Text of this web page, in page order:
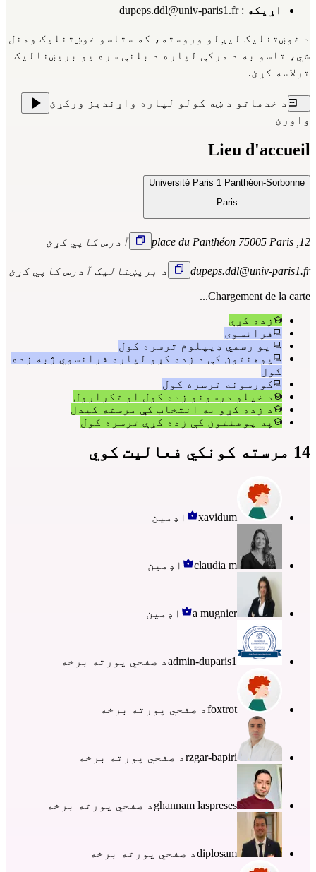
اړیکه :
dupeps.ddl@univ-paris1.fr
د غوښتنلیک لیږلو وروسته، که ستاسو غوښتنلیک ومنل
شي، تاسو به د مرکې لپاره د بلنې سره یو بریښنالیک
ترلاسه کړئ.
د خدماتو د ښه کولو لپاره واړندیز ورکړئ
واورئ
Lieu d'accueil
Université Paris 1 Panthéon-Sorbonne
Paris
12, place du Panthéon 75005 Paris آدرس کاپي کړئ
dupeps.ddl@univ-paris1.fr د بریښنالیک آدرس کاپي کړئ
Chargement de la carte...
زده کړې
فرانسوی
یو رسمي ډیپلوم ترسره کول
پوهنتون کې د زده کړو لپاره فرانسوي ژبه زده
کول
کورسونه ترسره کول
د خپلو درسونو زده کول او تکرارول
د زده کړو به انتخاب کې مرسته کیدل
په پوهنتون کې زده کړې ترسره کول
14 مرسته کونکي فعالیت کوي
xavidum اډمین
claudia m اډمین
a mugnier اډمین
admin-duparis1د صفحي پورته برخه
foxtrotد صفحي پورته برخه
rzgar-bapiriد صفحي پورته برخه
ghannam laspreses د صفحي پورته برخه
diplosamد صفحي پورته برخه